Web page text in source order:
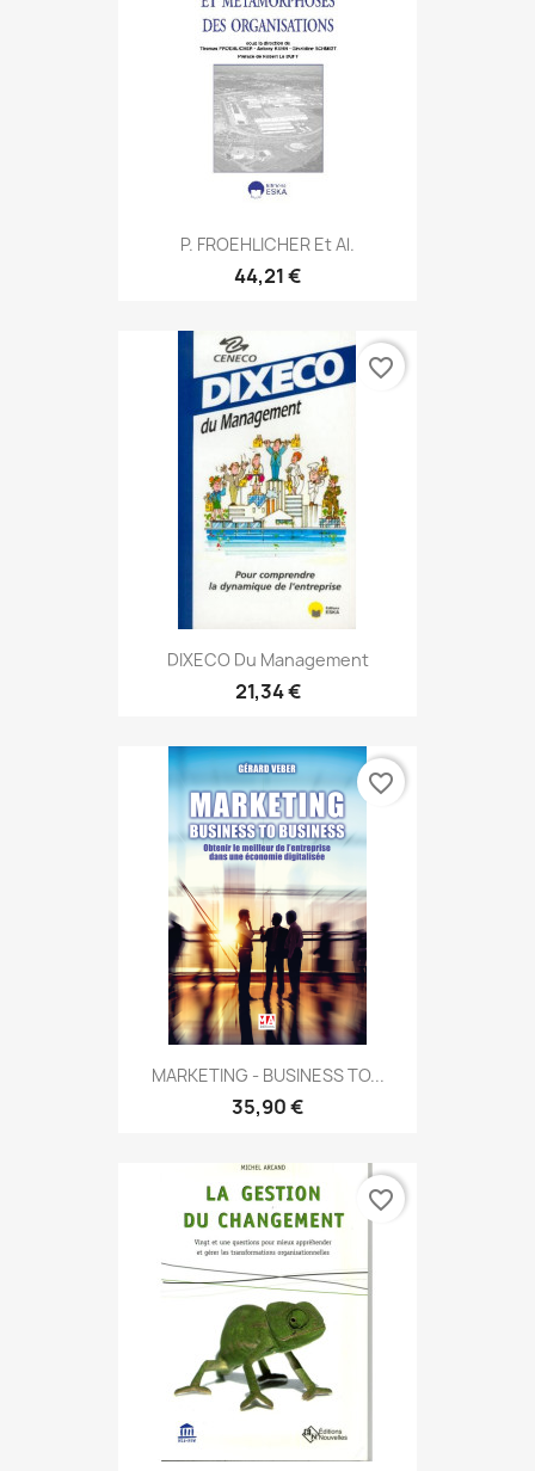
P. FROEHLICHER Et Al.
44,21 €
DIXECO Du Management
21,34 €
favorite_border
MARKETING - BUSINESS TO...
35,90 €
favorite_border
favorite_border